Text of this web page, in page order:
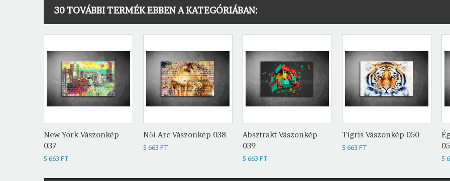
30 TOVÁBBI TERMÉK EBBEN A KATEGÓRIÁBAN:
New York Vászonkép
037
5 663 FT
Női Arc Vászonkép 038
5 663 FT
Absztrakt Vászonkép
039
5 663 FT
Tigris Vászonkép 050
5 663 FT
5